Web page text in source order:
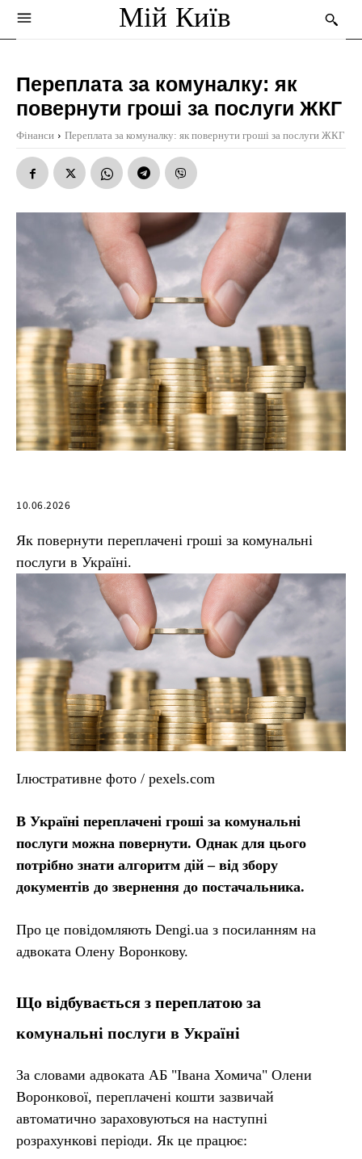
Мій Київ
Переплата за комуналку: як
повернути гроші за послуги ЖКГ
Фінанси Переплата за комуналку: як повернути гроші за послуги ЖКГ
10.06.2026
Як повернути переплачені гроші за комунальні
послуги в Україні.
Ілюстративне фото / pexels.com
В Україні переплачені гроші за комунальні
послуги можна повернути. Однак для цього
потрібно знати алгоритм дій – від збору
документів до звернення до постачальника.
Про це повідомляють Dengi.ua з посиланням на
адвоката Олену Воронкову.
Що відбувається з переплатою за
комунальні послуги в Україні
За словами адвоката АБ "Івана Хомича" Олени
Воронкової, переплачені кошти зазвичай
автоматично зараховуються на наступні
розрахункові періоди. Як це працює: